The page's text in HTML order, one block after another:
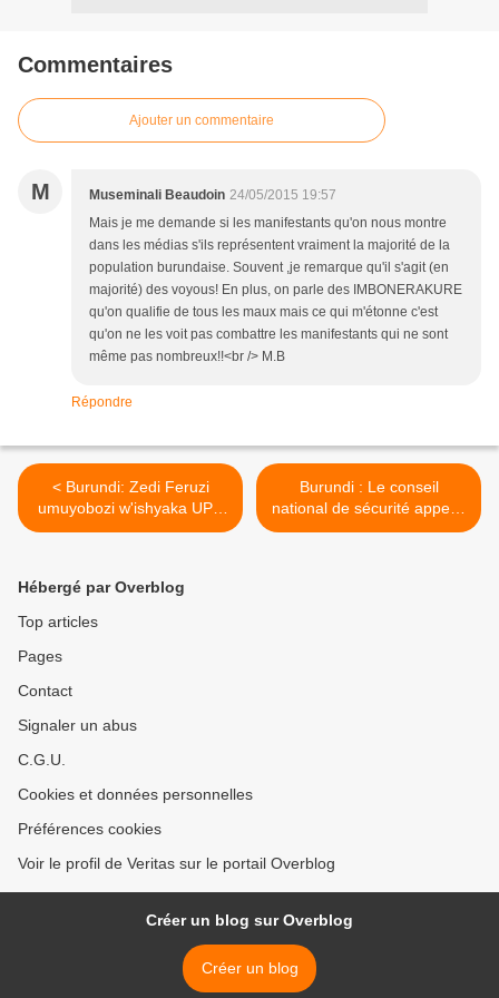
Commentaires
Ajouter un commentaire
M Museminali Beaudoin 24/05/2015 19:57
Mais je me demande si les manifestants qu'on nous montre
dans les médias s'ils représentent vraiment la majorité de la
population burundaise. Souvent ,je remarque qu'il s'agit (en
majorité) des voyous! En plus, on parle des IMBONERAKURE
qu'on qualifie de tous les maux mais ce qui m'étonne c'est
qu'on ne les voit pas combattre les manifestants qui ne sont
même pas nombreux!!<br /> M.B
Répondre
< Burundi: Zedi Feruzi
umuyobozi w'ishyaka UPD
amaze kwicwa!
Burundi : Le conseil
national de sécurité appelle
à la fin des manifestations,
Hébergé par Overblog
Top articles
Pages
Contact
Signaler un abus
C.G.U.
Cookies et données personnelles
Préférences cookies
Voir le profil de Veritas sur le portail Overblog
Créer un blog sur Overblog
Créer un blog